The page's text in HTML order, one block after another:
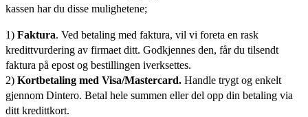
kassen har du disse mulighetene;
1) Faktura. Ved betaling med faktura, vil vi foreta en rask
kredittvurdering av firmaet ditt. Godkjennes den, får du tilsendt
faktura på epost og bestillingen iverksettes.
2) Kortbetaling med Visa/Mastercard. Handle trygt og enkelt
gjennom Dintero. Betal hele summen eller del opp din betaling via
ditt kredittkort.